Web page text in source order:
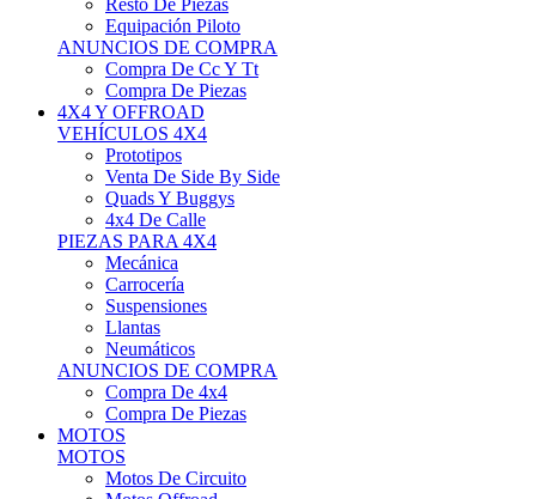
Resto De Piezas
Equipación Piloto
ANUNCIOS DE COMPRA
Compra De Cc Y Tt
Compra De Piezas
4X4 Y OFFROAD
VEHÍCULOS 4X4
Prototipos
Venta De Side By Side
Quads Y Buggys
4x4 De Calle
PIEZAS PARA 4X4
Mecánica
Carrocería
Suspensiones
Llantas
Neumáticos
ANUNCIOS DE COMPRA
Compra De 4x4
Compra De Piezas
MOTOS
MOTOS
Motos De Circuito